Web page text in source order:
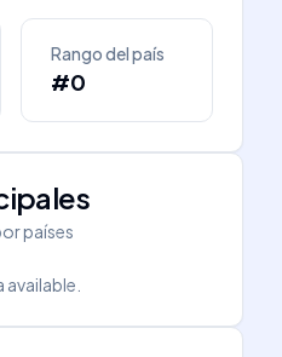
Rango del país
#0
países